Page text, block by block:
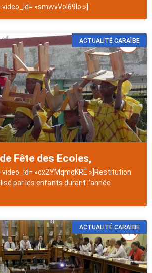
»smwvVoI69Io »]
ACTUALITÉ CARAÏBE
Fête des Ecoles,
»cx2YMqmqKRE »]Restitution
par les enfants durant l’année
ACTUALITÉ CARAÏBE